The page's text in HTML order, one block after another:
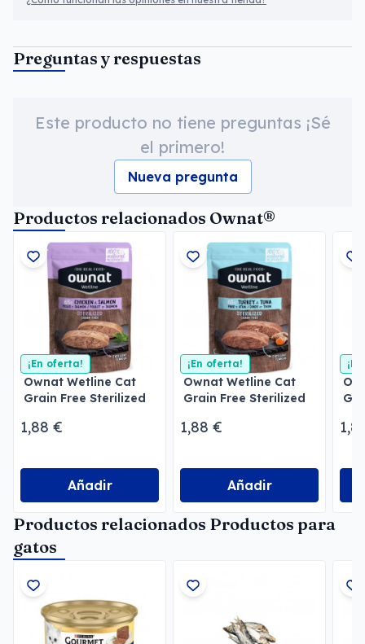
Preguntas y respuestas
Este producto no tiene preguntas ¡Sé
el primero!
Nueva pregunta
Productos relacionados Ownat®
¡En oferta!
Ownat Wetline Cat
Grain Free Sterilized
1,88 €
Añadir
¡En oferta!
Ownat Wetline Cat
Grain Free Sterilized
1,88 €
Añadir
Productos relacionados Productos para
gatos